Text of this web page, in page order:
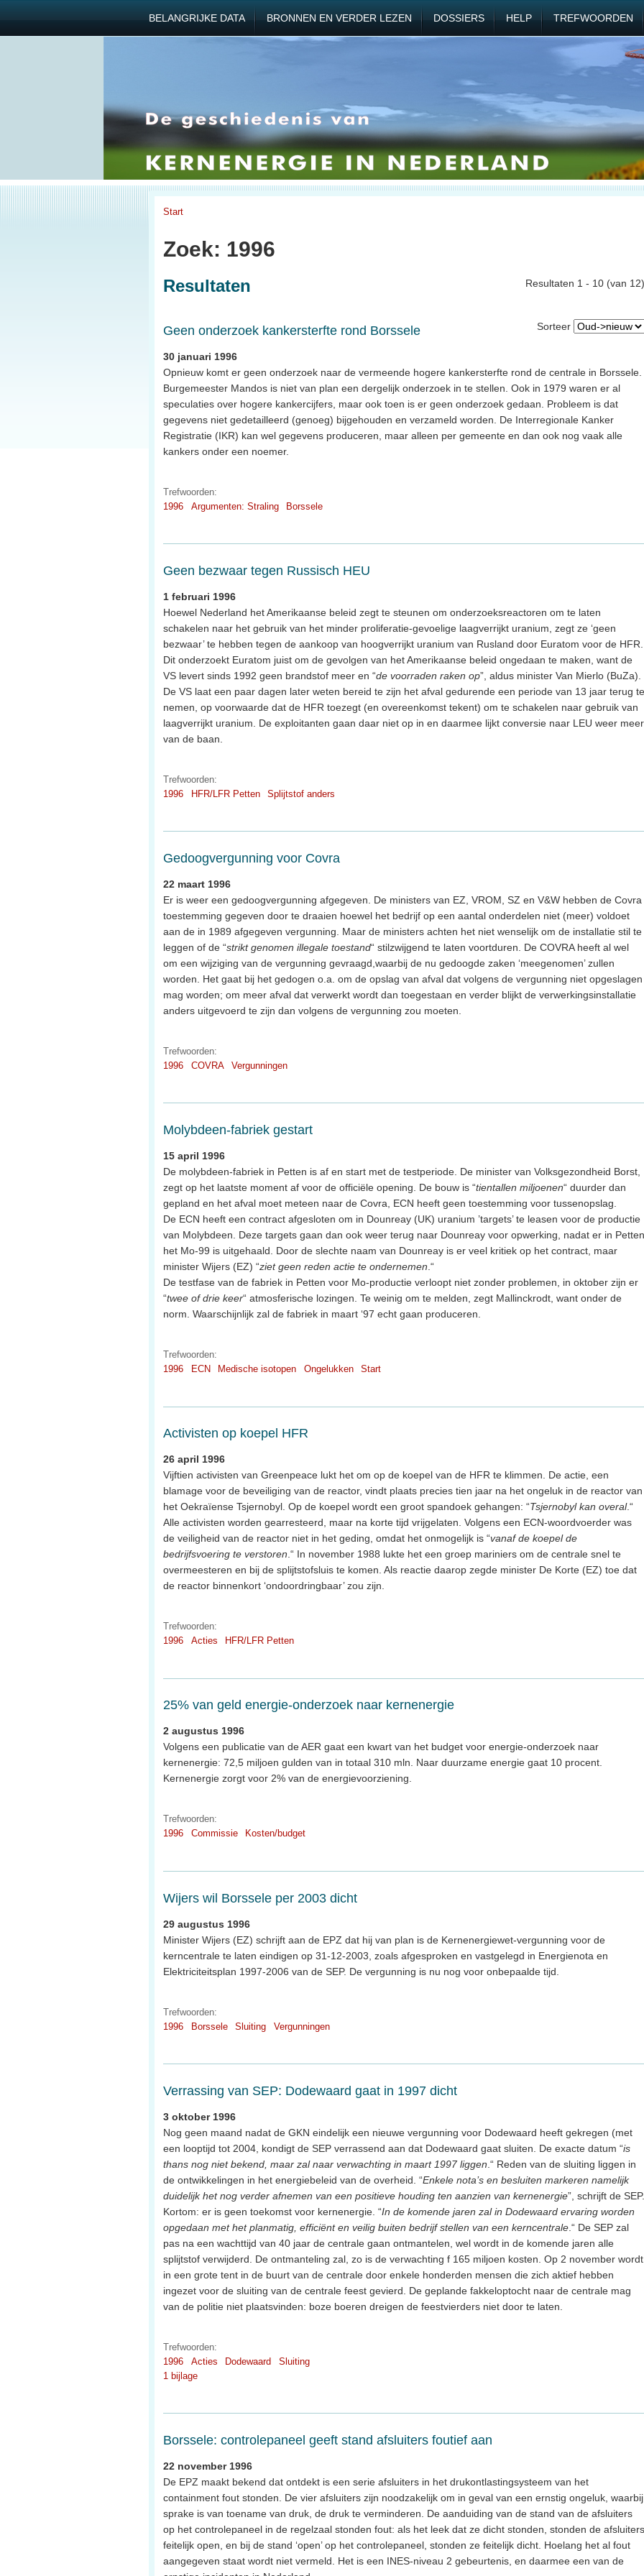
BELANGRIJKE DATA BRONNEN EN VERDER LEZEN DOSSIERS HELP TREFWOORDEN
Start
Zoek: 1996
Resultaten 1 - 10 (van 12)
Resultaten
Sorteer
Geen onderzoek kankersterfte rond Borssele
30 januari 1996
Opnieuw komt er geen onderzoek naar de vermeende hogere kankersterfte rond de centrale in Borssele.
Burgemeester Mandos is niet van plan een dergelijk onderzoek in te stellen. Ook in 1979 waren er al
speculaties over hogere kankercijfers, maar ook toen is er geen onderzoek gedaan. Probleem is dat
gegevens niet gedetailleerd (genoeg) bijgehouden en verzameld worden. De Interregionale Kanker
Registratie (IKR) kan wel gegevens produceren, maar alleen per gemeente en dan ook nog vaak alle
kankers onder een noemer.
Trefwoorden:
1996
Argumenten: Straling Borssele
Geen bezwaar tegen Russisch HEU
1 februari 1996
Hoewel Nederland het Amerikaanse beleid zegt te steunen om onderzoeksreactoren om te laten
schakelen naar het gebruik van het minder proliferatie-gevoelige laagverrijkt uranium, zegt ze ‘geen
bezwaar’ te hebben tegen de aankoop van hoogverrijkt uranium van Rusland door Euratom voor de HFR.
Dit onderzoekt Euratom juist om de gevolgen van het Amerikaanse beleid ongedaan te maken, want de
VS levert sinds 1992 geen brandstof meer en “de voorraden raken op”, aldus minister Van Mierlo (BuZa).
De VS laat een paar dagen later weten bereid te zijn het afval gedurende een periode van 13 jaar terug te
nemen, op voorwaarde dat de HFR toezegt (en overeenkomst tekent) om te schakelen naar gebruik van
laagverrijkt uranium. De exploitanten gaan daar niet op in en daarmee lijkt conversie naar LEU weer meer
van de baan.
Trefwoorden:
1996
HFR/LFR Petten Splijtstof anders
Gedoogvergunning voor Covra
22 maart 1996
Er is weer een gedoogvergunning afgegeven. De ministers van EZ, VROM, SZ en V&W hebben de Covra
toestemming gegeven door te draaien hoewel het bedrijf op een aantal onderdelen niet (meer) voldoet
aan de in 1989 afgegeven vergunning. Maar de ministers achten het niet wenselijk om de installatie stil te
leggen of de “strikt genomen illegale toestand“ stilzwijgend te laten voortduren. De COVRA heeft al wel
om een wijziging van de vergunning gevraagd,waarbij de nu gedoogde zaken ‘meegenomen’ zullen
worden. Het gaat bij het gedogen o.a. om de opslag van afval dat volgens de vergunning niet opgeslagen
mag worden; om meer afval dat verwerkt wordt dan toegestaan en verder blijkt de verwerkingsinstallatie
anders uitgevoerd te zijn dan volgens de vergunning zou moeten.
Trefwoorden:
1996
COVRA Vergunningen
Molybdeen-fabriek gestart
15 april 1996
De molybdeen-fabriek in Petten is af en start met de testperiode. De minister van Volksgezondheid Borst,
zegt op het laatste moment af voor de officiële opening. De bouw is “tientallen miljoenen“ duurder dan
gepland en het afval moet meteen naar de Covra, ECN heeft geen toestemming voor tussenopslag.
De ECN heeft een contract afgesloten om in Dounreay (UK) uranium ’targets’ te leasen voor de productie
van Molybdeen. Deze targets gaan dan ook weer terug naar Dounreay voor opwerking, nadat er in Petten
het Mo-99 is uitgehaald. Door de slechte naam van Dounreay is er veel kritiek op het contract, maar
minister Wijers (EZ) “ziet geen reden actie te ondernemen .“
De testfase van de fabriek in Petten voor Mo-productie verloopt niet zonder problemen, in oktober zijn er
“twee of drie keer“ atmosferische lozingen. Te weinig om te melden, zegt Mallinckrodt, want onder de
norm. Waarschijnlijk zal de fabriek in maart ‘97 echt gaan produceren.
Trefwoorden:
1996
ECN Medische isotopen Ongelukken Start
Activisten op koepel HFR
26 april 1996
Vijftien activisten van Greenpeace lukt het om op de koepel van de HFR te klimmen. De actie, een
blamage voor de beveiliging van de reactor, vindt plaats precies tien jaar na het ongeluk in de reactor van
het Oekraïense Tsjernobyl. Op de koepel wordt een groot spandoek gehangen: “Tsjernobyl kan overal.“
Alle activisten worden gearresteerd, maar na korte tijd vrijgelaten. Volgens een ECN-woordvoerder was
de veiligheid van de reactor niet in het geding, omdat het onmogelijk is “vanaf de koepel de
bedrijfsvoering te verstoren.“ In november 1988 lukte het een groep mariniers om de centrale snel te
overmeesteren en bij de splijtstofsluis te komen. Als reactie daarop zegde minister De Korte (EZ) toe dat
de reactor binnenkort ‘ondoordringbaar’ zou zijn.
Trefwoorden:
1996
Acties HFR/LFR Petten
25% van geld energie-onderzoek naar kernenergie
2 augustus 1996
Volgens een publicatie van de AER gaat een kwart van het budget voor energie-onderzoek naar
kernenergie: 72,5 miljoen gulden van in totaal 310 mln. Naar duurzame energie gaat 10 procent.
Kernenergie zorgt voor 2% van de energievoorziening.
Trefwoorden:
1996
Commissie Kosten/budget
Wijers wil Borssele per 2003 dicht
29 augustus 1996
Minister Wijers (EZ) schrijft aan de EPZ dat hij van plan is de Kernenergiewet-vergunning voor de
kerncentrale te laten eindigen op 31-12-2003, zoals afgesproken en vastgelegd in Energienota en
Elektriciteitsplan 1997-2006 van de SEP. De vergunning is nu nog voor onbepaalde tijd.
Trefwoorden:
1996
Borssele Sluiting Vergunningen
Verrassing van SEP: Dodewaard gaat in 1997 dicht
3 oktober 1996
Nog geen maand nadat de GKN eindelijk een nieuwe vergunning voor Dodewaard heeft gekregen (met
een looptijd tot 2004, kondigt de SEP verrassend aan dat Dodewaard gaat sluiten. De exacte datum “is
thans nog niet bekend, maar zal naar verwachting in maart 1997 liggen .“ Reden van de sluiting liggen in
de ontwikkelingen in het energiebeleid van de overheid. “Enkele nota’s en besluiten markeren namelijk
duidelijk het nog verder afnemen van een positieve houding ten aanzien van kernenergie”, schrijft de SEP.
Kortom: er is geen toekomst voor kernenergie. “In de komende jaren zal in Dodewaard ervaring worden
opgedaan met het planmatig, efficiënt en veilig buiten bedrijf stellen van een kerncentrale .“ De SEP zal
pas na een wachttijd van 40 jaar de centrale gaan ontmantelen, wel wordt in de komende jaren alle
splijtstof verwijderd. De ontmanteling zal, zo is de verwachting f 165 miljoen kosten. Op 2 november wordt
in een grote tent in de buurt van de centrale door enkele honderden mensen die zich aktief hebben
ingezet voor de sluiting van de centrale feest gevierd. De geplande fakkeloptocht naar de centrale mag
van de politie niet plaatsvinden: boze boeren dreigen de feestvierders niet door te laten.
Trefwoorden:
1996
Acties Dodewaard
Sluiting
1 bijlage
Borssele: controlepaneel geeft stand afsluiters foutief aan
22 november 1996
De EPZ maakt bekend dat ontdekt is een serie afsluiters in het drukontlastingsysteem van het
containment fout stonden. De vier afsluiters zijn noodzakelijk om in geval van een ernstig ongeluk, waarbij
sprake is van toename van druk, de druk te verminderen. De aanduiding van de stand van de afsluiters
op het controlepaneel in de regelzaal stonden fout: als het leek dat ze dicht stonden, stonden de afsluiters
feitelijk open, en bij de stand ‘open’ op het controlepaneel, stonden ze feitelijk dicht. Hoelang het al fout
aangegeven staat wordt niet vermeld. Het is een INES-niveau 2 gebeurtenis, en daarmee een van de